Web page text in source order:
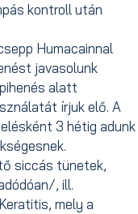
kontroll után
Humacainnal
javasolunk
alatt
írjuk elő. A
3 hétig adunk
siccás tünetek,
, ill.
mely a